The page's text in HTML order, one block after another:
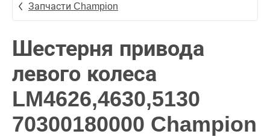
Запчасти Champion
Шестерня привода
левого колеса
LM4626,4630,5130
70300180000 Champion